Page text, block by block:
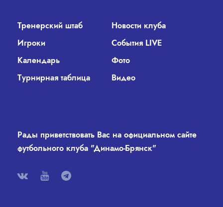
Тренерский штаб
Новости клуба
Игроки
События LIVE
Календарь
Фото
Турнирная таблица
Видео
Рады приветствовать Вас на официальном сайте
футбольного клуба "Динамо-Брянск"